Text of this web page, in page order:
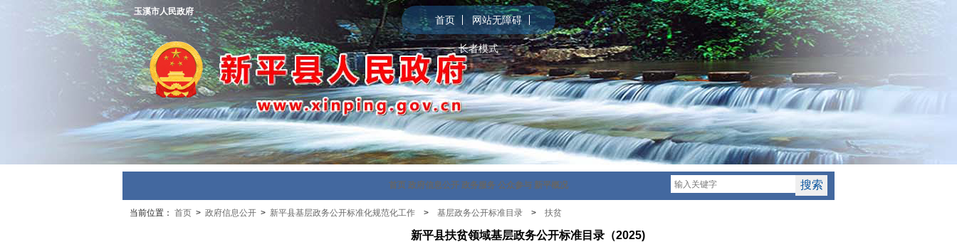
首页 网站无障碍
长者模式
玉溪市人民政府
首页 政府信息公开 政务服务 公众参与 新平概况
当前位置： 首页 > 政府信息公开 > 新平县基层政务公开标准化规范化工作 > 基层政务公开标准目录 > 扶贫
新平县扶贫领域基层政务公开标准目录（2025)